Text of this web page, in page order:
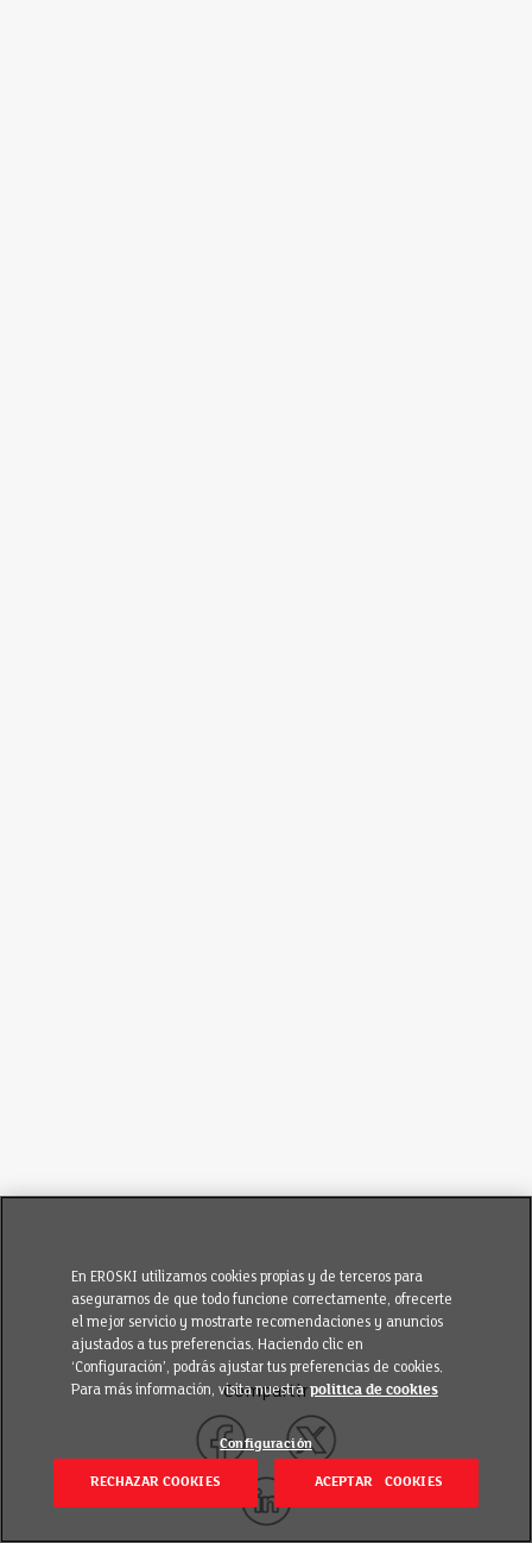
Compartir
En EROSKI utilizamos cookies propias y de terceros para
asegurarnos de que todo funcione correctamente, ofrecerte
el mejor servicio y mostrarte recomendaciones y anuncios
ajustados a tus preferencias. Haciendo clic en
‘Configuración’, podrás ajustar tus preferencias de cookies.
Para más información, visita nuestra política de cookies
Configuración
RECHAZAR COOKIES ACEPTAR COOKIES